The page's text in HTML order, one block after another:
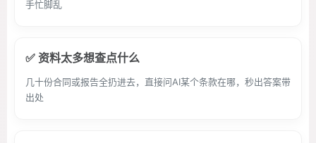
手忙脚乱
✅ 资料太多想查点什么
几十份合同或报告全扔进去，直接问AI某个条款在哪，秒出答案带
出处